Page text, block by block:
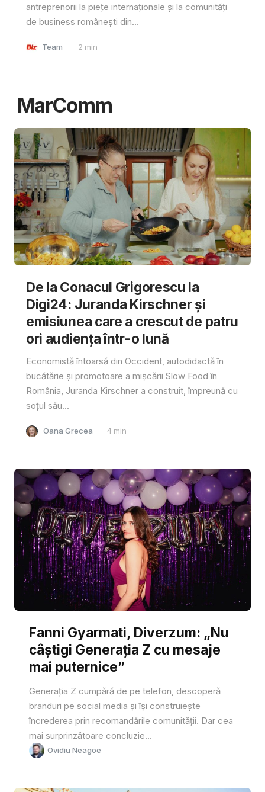
antreprenorii la piețe internaționale și la comunități
de business românești din...
Team 2 min
MarComm
De la Conacul Grigorescu la
Digi24: Juranda Kirschner și
emisiunea care a crescut de patru
ori audiența într-o lună
Economistă întoarsă din Occident, autodidactă în
bucătărie și promotoare a mișcării Slow Food în
România, Juranda Kirschner a construit, împreună cu
soțul său...
Oana Grecea 4 min
Fanni Gyarmati, Diverzum: „Nu
câștigi Generația Z cu mesaje
mai puternice”
Generația Z cumpără de pe telefon, descoperă
branduri pe social media și își construiește
încrederea prin recomandările comunității. Dar cea
mai surprinzătoare concluzie...
Ovidiu Neagoe